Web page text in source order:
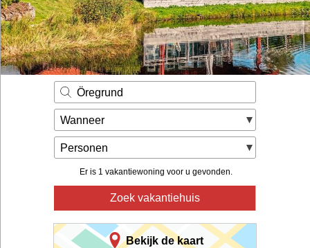
Öregrund
Wanneer
Personen
Er is 1 vakantiewoning voor u gevonden.
Zoek vakantiehuis
Bekijk de kaart